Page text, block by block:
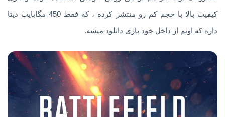
کیفیت بالا با حجم کم رو منتشر کرده ، که فقط 450 مگابایت دیتا
داره که اونم از داخل خود بازی دانلود میشه.